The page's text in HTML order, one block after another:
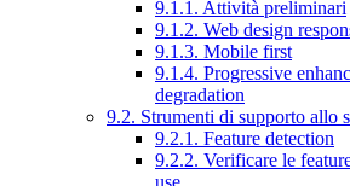
9.1.1. Attività preliminari
9.1.2. Web design
9.1.3. Mobile first
9.1.4. Progressive
degradation
9.2. Strumenti di supporto allo
9.2.1. Feature detection
9.2.2. Verificare le
use